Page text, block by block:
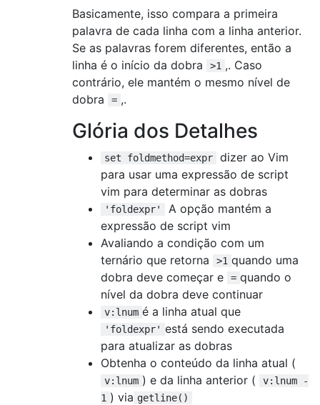
Basicamente, isso compara a primeira
palavra de cada linha com a linha anterior.
Se as palavras forem diferentes, então a
linha é o início da dobra
>1 ,. Caso
contrário, ele mantém o mesmo nível de
dobra
= ,.
Glória dos Detalhes
set foldmethod=expr
dizer ao Vim
para usar uma expressão de script
vim para determinar as dobras
'foldexpr'
A opção mantém a
expressão de script vim
Avaliando a condição com um
ternário que retorna
>1 quando uma
dobra deve começar e
= quando o
nível da dobra deve continuar
v:lnum é a linha atual que
'foldexpr' está sendo executada
para atualizar as dobras
Obtenha o conteúdo da linha atual (
v:lnum ) e da linha anterior (
v:lnum -
1 ) via getline()